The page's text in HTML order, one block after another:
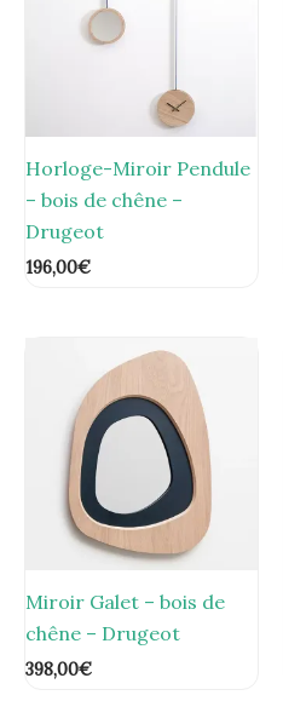
Horloge-Miroir Pendule
– bois de chêne –
Drugeot
196,00€
Miroir Galet – bois de
chêne – Drugeot
398,00€